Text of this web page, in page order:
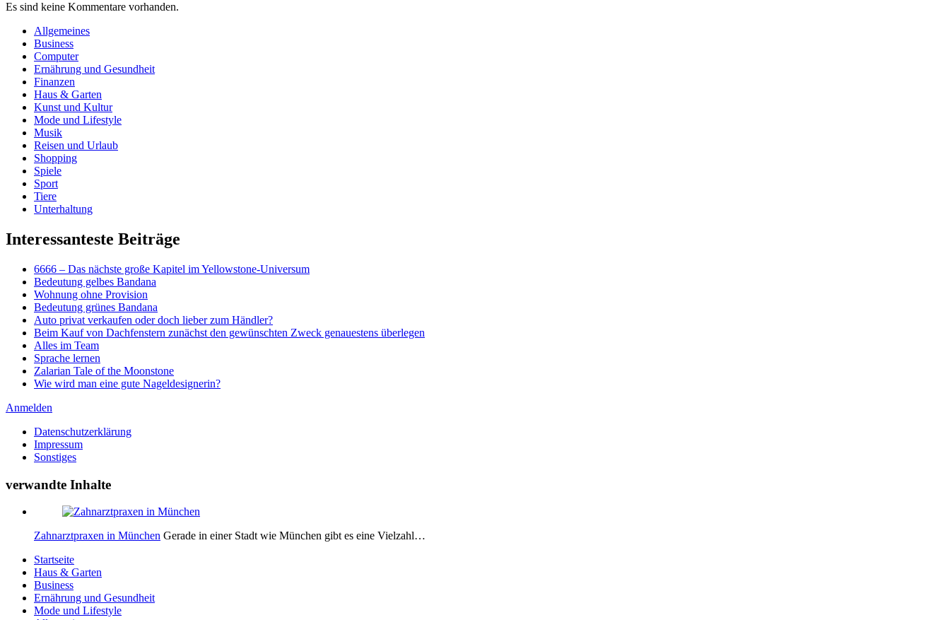
Es sind keine Kommentare vorhanden.
Allgemeines
Business
Computer
Ernährung und Gesundheit
Finanzen
Haus & Garten
Kunst und Kultur
Mode und Lifestyle
Musik
Reisen und Urlaub
Shopping
Spiele
Sport
Tiere
Unterhaltung
Interessanteste Beiträge
6666 – Das nächste große Kapitel im Yellowstone-Universum
Bedeutung gelbes Bandana
Wohnung ohne Provision
Bedeutung grünes Bandana
Auto privat verkaufen oder doch lieber zum Händler?
Beim Kauf von Dachfenstern zunächst den gewünschten Zweck genauestens überlegen
Alles im Team
Sprache lernen
Zalarian Tale of the Moonstone
Wie wird man eine gute Nageldesignerin?
Anmelden
Datenschutzerklärung
Impressum
Sonstiges
verwandte Inhalte
Zahnarztpraxen in München Gerade in einer Stadt wie München gibt es eine Vielzahl…
Startseite
Haus & Garten
Business
Ernährung und Gesundheit
Mode und Lifestyle